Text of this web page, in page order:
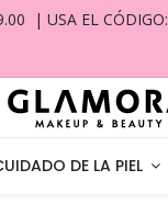
| USA EL CÓDIGO:
DE LA PIEL